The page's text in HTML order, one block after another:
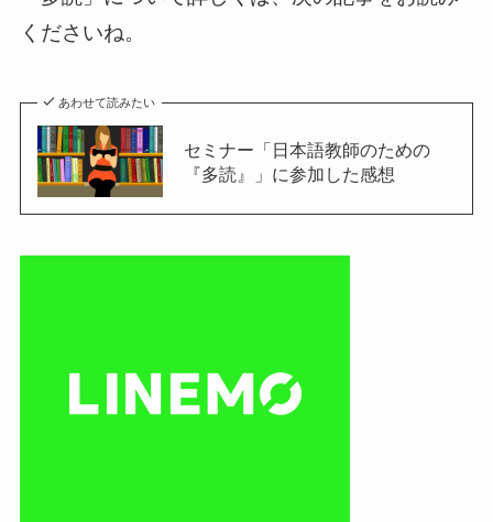
くださいね。
あわせて読みたい
セミナー「日本語教師のための
『多読』」に参加した感想